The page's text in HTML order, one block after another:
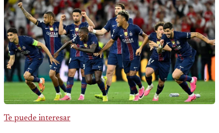
Te puede interesar